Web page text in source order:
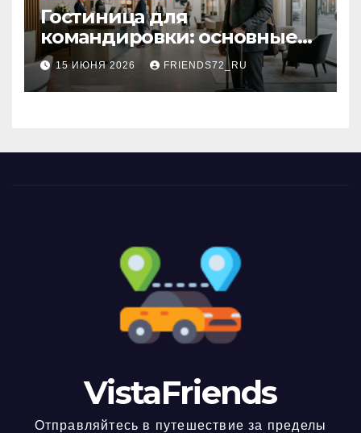
Гостиница для
командировки: основные
критерии выбора
15 ИЮНЯ 2026 FRIENDS72_RU
VistaFriends
Отправляйтесь в путешествие за пределы